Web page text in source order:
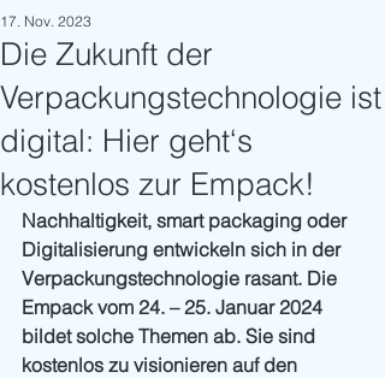
Die Zukunft der
Verpackungstechnologie ist
digital: Hier geht‘s
kostenlos zur Empack!
17. Nov. 2023
Nachhaltigkeit, smart packaging oder
Digitalisierung entwickeln sich in der
Verpackungstechnologie rasant. Die
Empack vom 24. – 25. Januar 2024
bildet solche Themen ab. Sie sind
kostenlos zu visionieren auf den